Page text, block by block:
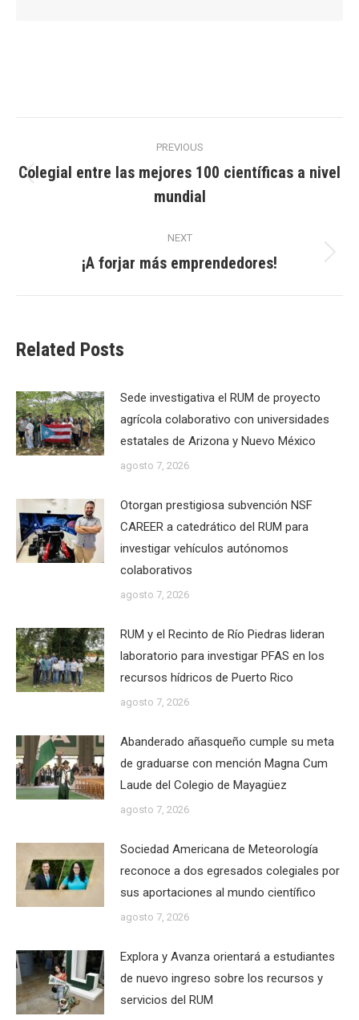
navigation
PREVIOUS
post:
Colegial entre las mejores 100 científicas a nivel
mundial
NEXT
Next
¡A forjar más emprendedores!
Related Posts
Sede investigativa el RUM de proyecto
agrícola colaborativo con universidades
estatales de Arizona y Nuevo México
agosto 7, 2026
Otorgan prestigiosa subvención NSF
CAREER a catedrático del RUM para
investigar vehículos autónomos
colaborativos
agosto 7, 2026
RUM y el Recinto de Río Piedras lideran
laboratorio para investigar PFAS en los
recursos hídricos de Puerto Rico
agosto 7, 2026
Abanderado añasqueño cumple su meta
de graduarse con mención Magna Cum
Laude del Colegio de Mayagüez
agosto 7, 2026
Sociedad Americana de Meteorología
reconoce a dos egresados colegiales por
sus aportaciones al mundo científico
agosto 7, 2026
Explora y Avanza orientará a estudiantes
de nuevo ingreso sobre los recursos y
servicios del RUM